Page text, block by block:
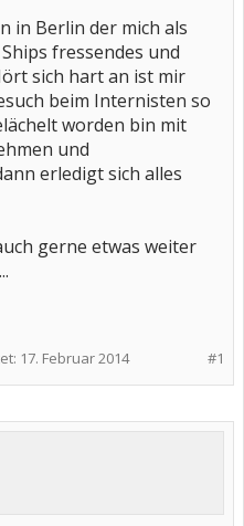
in Berlin der mich als
fressendes und
sich hart an ist mir
beim Internisten so
worden bin mit
und
erledigt sich alles
gerne etwas weiter
#1
17. Februar 2014